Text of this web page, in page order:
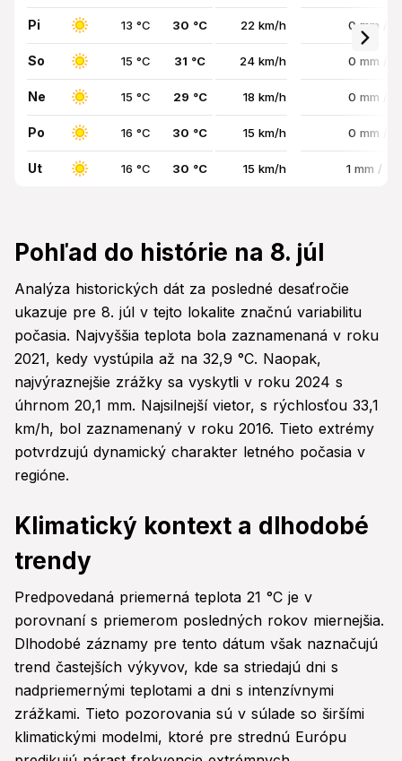
Pi 13 °C 30 °C 22 km/h 0 mm /
So 15 °C 31 °C 24 km/h 0 mm /
Ne 15 °C 29 °C 18 km/h 0 mm /
Po 16 °C 30 °C 15 km/h 0 mm /
Ut 16 °C 30 °C 15 km/h 1 mm /
Pohľad do histórie na 8. júl
Analýza historických dát za posledné desaťročie
ukazuje pre 8. júl v tejto lokalite značnú variabilitu
počasia. Najvyššia teplota bola zaznamenaná v roku
2021, kedy vystúpila až na 32,9 °C. Naopak,
najvýraznejšie zrážky sa vyskytli v roku 2024 s
úhrnom 20,1 mm. Najsilnejší vietor, s rýchlosťou 33,1
km/h, bol zaznamenaný v roku 2016. Tieto extrémy
potvrdzujú dynamický charakter letného počasia v
regióne.
Klimatický kontext a dlhodobé
trendy
Predpovedaná priemerná teplota 21 °C je v
porovnaní s priemerom posledných rokov miernejšia.
Dlhodobé záznamy pre tento dátum však naznačujú
trend častejších výkyvov, kde sa striedajú dni s
nadpriemernými teplotami a dni s intenzívnymi
zrážkami. Tieto pozorovania sú v súlade so širšími
klimatickými modelmi, ktoré pre strednú Európu